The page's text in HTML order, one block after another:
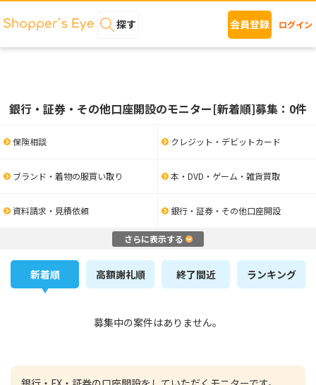
探す 会員登録 ログイン
銀行・証券・その他口座開設のモニター[新着順]募集：0件
保険相談 クレジット・デビットカード
ブランド・着物の服買い取り 本・DVD・ゲーム・雑貨買取
資料請求・見積依頼 銀行・証券・その他口座開設
さらに表示する
新着順 高額謝礼順 終了間近 ランキング
募集中の案件はありません。